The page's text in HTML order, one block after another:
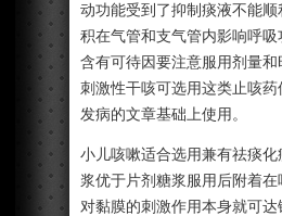
动功能受到了抑制痰液不能
积在气管和支气管内影响呼吸
含有可待因要注意服用剂量
刺激性干咳可选用这类止咳
发病的文章基础上使用。
小儿咳嗽适合选用兼有祛痰
浆优于片剂糖浆服用后附着在
对黏膜的刺激作用本身就可